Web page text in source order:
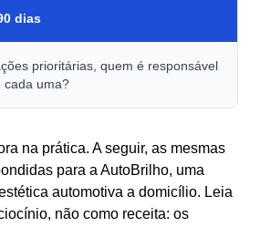
dias
prioritárias, quem é responsável
cada uma?
na prática. A seguir, as mesmas
para a AutoBrilho, uma
automotiva a domicílio. Leia
não como receita: os